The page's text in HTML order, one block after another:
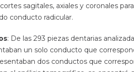
sagitales, axiales y coronales
conducto radicular.
: De las 293 piezas dentarias
un solo conducto que
dos conductos que